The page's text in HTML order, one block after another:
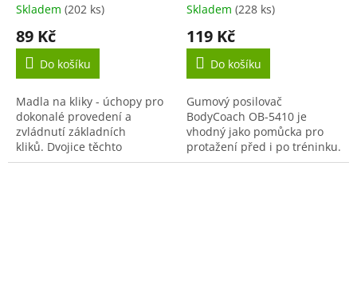
Průměrné
produktu
4,0
5
hvězdiček.
Skladem (202 ks)
89 Kč
Do košíku
Madla na kliky - úchopy pro
dokonalé provedení a
zvládnutí základních
kliků. Dvojice těchto
vynikajících cvičebních
Průměrné
produktu
4,3
5
hvězdiček.
Skladem (228 ks)
119 Kč
Do košíku
Gumový posilovač
BodyCoach OB-5410 je
vhodný jako pomůcka pro
protažení před i po tréninku.
Gumový posilovač posiluje a